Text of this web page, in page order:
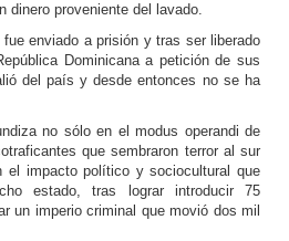
dinero proveniente del lavado.
enviado a prisión y tras ser liberado
Dominicana a petición de sus
del país y desde entonces no se ha
no sólo en el modus operandi de
que sembraron terror al sur
el impacto político y sociocultural que
estado, tras lograr introducir 75
un imperio criminal que movió dos mil